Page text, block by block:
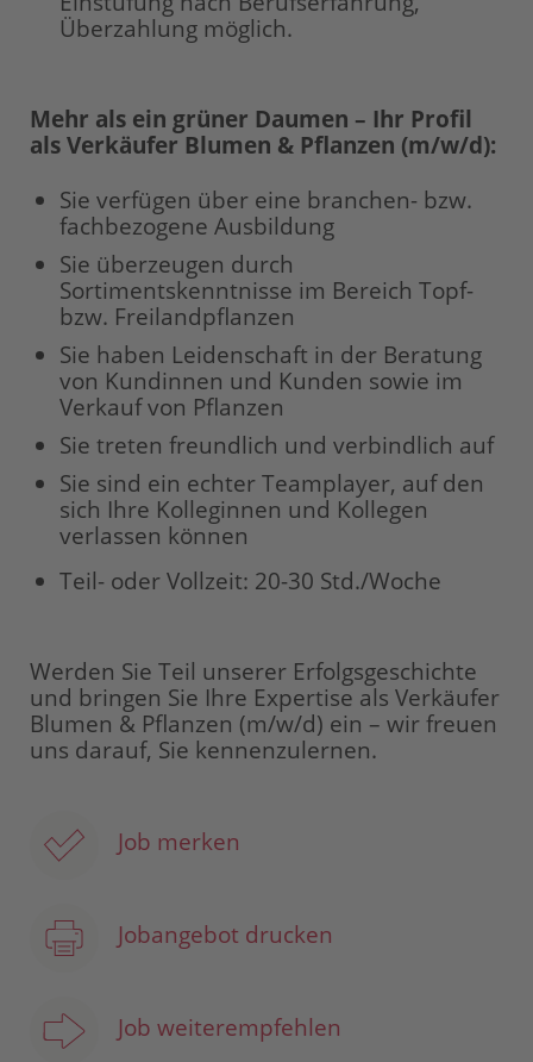
Überzahlung möglich.
Mehr als ein grüner Daumen – Ihr Profil
als Verkäufer Blumen & Pflanzen (m/w/d):
Sie verfügen über eine branchen- bzw.
fachbezogene Ausbildung
Sie überzeugen durch
Sortimentskenntnisse im Bereich Topf-
bzw. Freilandpflanzen
Sie haben Leidenschaft in der Beratung
von Kundinnen und Kunden sowie im
Verkauf von Pflanzen
Sie treten freundlich und verbindlich auf
Sie sind ein echter Teamplayer, auf den
sich Ihre Kolleginnen und Kollegen
verlassen können
Teil- oder Vollzeit: 20-30 Std./Woche
Werden Sie Teil unserer Erfolgsgeschichte
und bringen Sie Ihre Expertise als Verkäufer
Blumen & Pflanzen (m/w/d) ein – wir freuen
uns darauf, Sie kennenzulernen.
Job merken
Jobangebot drucken
Job weiterempfehlen